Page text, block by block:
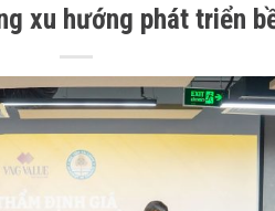
xu hướng phát triển